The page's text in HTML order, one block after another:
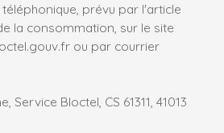
prévu par l'article
la consommation, sur le site
ou par courrier
Service Bloctel, CS 61311, 41013